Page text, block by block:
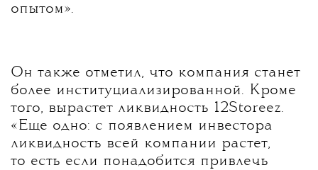
опытом».
Он также отметил, что компания станет
более институциализированной. Кроме
того, вырастет ликвидность 12Storeez.
«Еще одно: с появлением инвестора
ликвидность всей компании растет,
то есть если понадобится привлечь